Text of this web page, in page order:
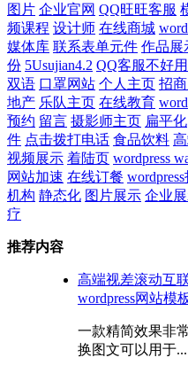
图片 企业官网 QQ旺旺客服
频课程 设计师 在线商城
媒体库 联系表单元件 作品展
份 5Usujian4.2 QQ客服不好用
双语 口罩网站 个人主页 招
地产 乐队主页 在线教育
预约 留言 摄影师主页 扁平化
件 点击拨打电话 食品饮料
视频展示 着陆页 wordpress
网站加速 在线订餐
机构 静态化 图片展示 企业
疗
推荐内容
高端视差滚动互
wordpress网站模
一款精简效果非
换图文可以用于...